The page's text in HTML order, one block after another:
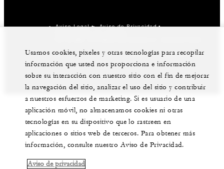
Aviso Legal Aviso de Privacidad
©Four Seasons Hotels Limited 1997-2026. All Rights
Reserved.
Usamos cookies, pixeles y otras tecnologías para recopilar
información que usted nos proporciona e información
sobre su interacción con nuestro sitio con el fin de mejorar
la navegación del sitio, analizar el uso del sitio y contribuir
a nuestros esfuerzos de marketing. Si es usuario de una
aplicación móvil, no almacenamos cookies ni otras
tecnologías en su dispositivo que lo rastreen en
aplicaciones o sitios web de terceros. Para obtener más
información, consulte nuestro Aviso de Privacidad.
Aviso de privacidad